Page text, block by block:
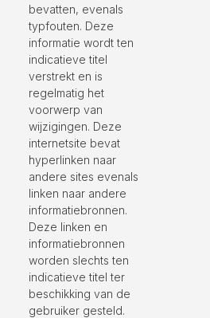
bevatten, evenals
typfouten. Deze
informatie wordt ten
indicatieve titel
verstrekt en is
regelmatig het
voorwerp van
wijzigingen. Deze
internetsite bevat
hyperlinken naar
andere sites evenals
linken naar andere
informatiebronnen.
Deze linken en
informatiebronnen
worden slechts ten
indicatieve titel ter
beschikking van de
gebruiker gesteld.